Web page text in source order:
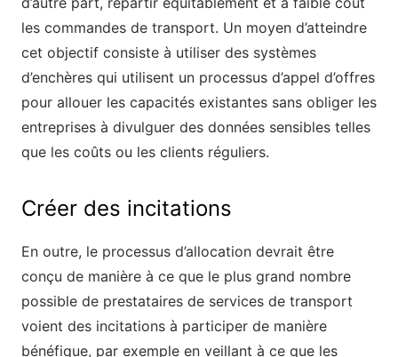
les commandes de transport. Un moyen d’atteindre
cet objectif consiste à utiliser des systèmes
d’enchères qui utilisent un processus d’appel d’offres
pour allouer les capacités existantes sans obliger les
entreprises à divulguer des données sensibles telles
que les coûts ou les clients réguliers.
Créer des incitations
En outre, le processus d’allocation devrait être
conçu de manière à ce que le plus grand nombre
possible de prestataires de services de transport
voient des incitations à participer de manière
bénéfique, par exemple en veillant à ce que les